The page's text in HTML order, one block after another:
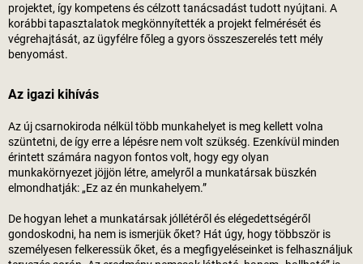
projektet, így kompetens és célzott tanácsadást tudott nyújtani. A
korábbi tapasztalatok megkönnyítették a projekt felmérését és
végrehajtását, az ügyfélre főleg a gyors összeszerelés tett mély
benyomást.
Az igazi kihívás
Az új csarnokiroda nélkül több munkahelyet is meg kellett volna
szüntetni, de így erre a lépésre nem volt szükség. Ezenkívül minden
érintett számára nagyon fontos volt, hogy egy olyan
munkakörnyezet jöjjön létre, amelyről a munkatársak büszkén
elmondhatják: „Ez az én munkahelyem.”
De hogyan lehet a munkatársak jóllétéről és elégedettségéről
gondoskodni, ha nem is ismerjük őket? Hát úgy, hogy többször is
személyesen felkeressük őket, és a megfigyeléseinket is felhasználjuk